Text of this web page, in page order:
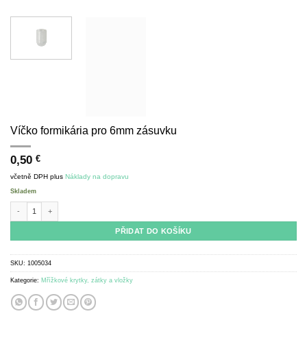
Víčko formikária pro 6mm zásuvku
0,50 €
včetně DPH plus Náklady na dopravu
Skladem
PŘIDAT DO KOŠÍKU
SKU: 1005034
Kategorie: Mřížkové krytky, zátky a vložky